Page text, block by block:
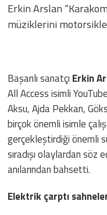
Erkin Arslan
müziklerini
Başarılı sanatçı Erkin
All Access isimli
Aksu, Ajda Pekkan,
birçok önemli isimle
gerçekleştirdiği önemli
sıradışı olaylardan söz
anılarından bahsetti.
Elektrik çarptı